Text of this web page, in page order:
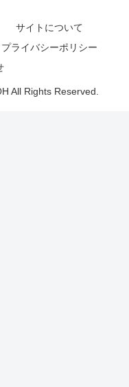
サイトについて
プライバシーポリシー
All Rights Reserved.